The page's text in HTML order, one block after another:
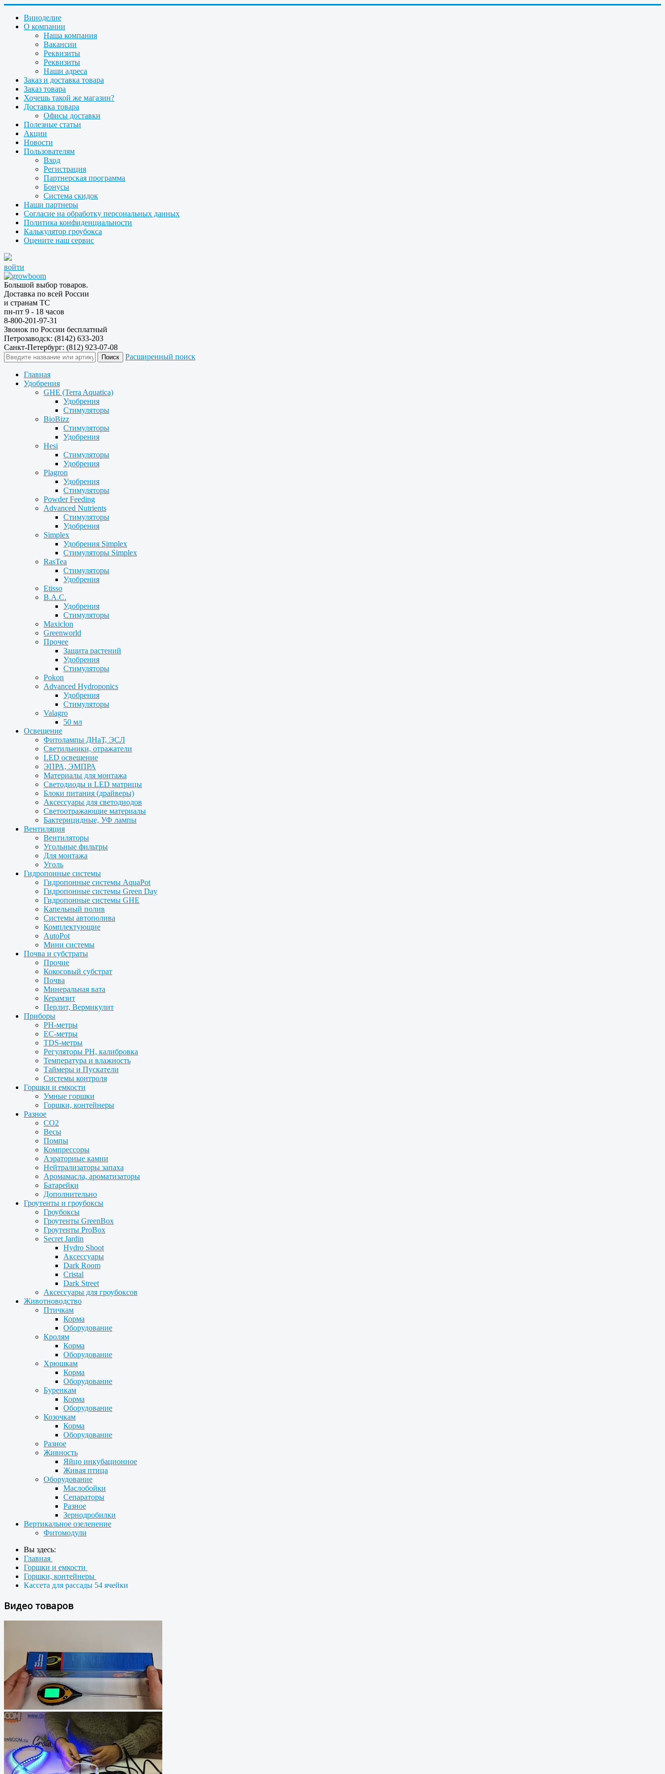
Виноделие
О компании
Наша компания
Вакансии
Реквизиты
Реквизиты
Наши адреса
Заказ и доставка товара
Заказ товара
Хочешь такой же магазин?
Доставка товара
Офисы доставки
Полезные статьи
Акции
Новости
Пользователям
Вход
Регистрация
Партнерская программа
Бонусы
Система скидок
Наши партнеры
Согласие на обработку персональных данных
Политика конфиденциальности
Калькулятор гроубокса
Оцените наш сервис
войти
Большой выбор товаров.
Доставка по всей России
и странам ТС
пн-пт 9 - 18 часов
8-800-201-97-31
Звонок по России бесплатный
Петрозаводск: (8142) 633-203
Санкт-Петербург: (812) 923-07-08
Расширенный поиск
Главная
Удобрения
GHE (Terra Aquatica)
Удобрения
Стимуляторы
BioBizz
Стимуляторы
Удобрения
Hesi
Стимуляторы
Удобрения
Plagron
Удобрения
Стимуляторы
Powder Feeding
Advanced Nutrients
Стимуляторы
Удобрения
Simplex
Удобрения Simplex
Стимуляторы Simplex
RasTea
Стимуляторы
Удобрения
Etisso
B.A.C.
Удобрения
Стимуляторы
Maxiclon
Greenworld
Прочее
Защита растений
Удобрения
Стимуляторы
Pokon
Advanced Hydroponics
Удобрения
Стимуляторы
Valagro
50 мл
Освещение
Фитолампы ДНаТ, ЭСЛ
Светильники, отражатели
LED освещение
ЭПРА, ЭМПРА
Материалы для монтажа
Светодиоды и LED матрицы
Блоки питания (драйверы)
Аксессуары для светодиодов
Светоотражающие материалы
Бактерицидные, УФ лампы
Вентиляция
Вентиляторы
Угольные фильтры
Для монтажа
Уголь
Гидропонные системы
Гидропонные системы AquaPot
Гидропонные системы Green Day
Гидропонные системы GHE
Капельный полив
Системы автополива
Комплектующие
AutoPot
Мини системы
Почва и субстраты
Прочие
Кокосовый субстрат
Почва
Минеральная вата
Керамзит
Перлит, Вермикулит
Приборы
PH-метры
EC-метры
TDS-метры
Регуляторы PH, калибровка
Температура и влажность
Таймеры и Пускатели
Системы контроля
Горшки и емкости
Умные горшки
Горшки, контейнеры
Разное
CO2
Весы
Помпы
Компрессоры
Аэраторные камни
Нейтрализаторы запаха
Аромамасла, ароматизаторы
Батарейки
Дополнительно
Гроутенты и гроубоксы
Гроубоксы
Гроутенты GreenBox
Гроутенты ProBox
Secret Jardin
Hydro Shoot
Аксессуары
Dark Room
Cristal
Dark Street
Аксессуары для гроубоксов
Животноводство
Птичкам
Корма
Оборудование
Кролям
Корма
Оборудование
Хрюшкам
Корма
Оборудование
Буренкам
Корма
Оборудование
Козочкам
Корма
Оборудование
Разное
Живность
Яйцо инкубационное
Живая птица
Оборудование
Маслобойки
Сепараторы
Разное
Зернодробилки
Вертикальное озеленение
Фитомодули
Вы здесь:
Главная
Горшки и емкости
Горшки, контейнеры
Кассета для рассады 54 ячейки
Видео товаров